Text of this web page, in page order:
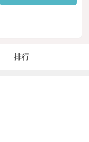
排行